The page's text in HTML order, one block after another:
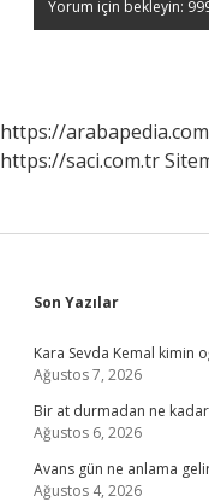
https://arabapedia.com
https://saci.com.tr
Sidebar
Son Yazılar
Kara Sevda Kemal kimin
Ağustos 7, 2026
Bir at durmadan ne
Ağustos 6, 2026
Avans gün ne anlama
Ağustos 4, 2026